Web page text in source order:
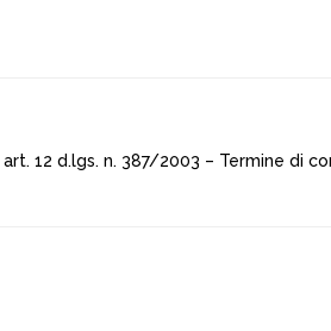
12 d.lgs. n. 387/2003 – Termine di